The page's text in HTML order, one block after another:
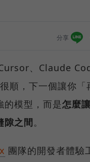
分享
、Claude
順，下一個讓你「
的模型，而是怎麼
隙之間。
團隊的開發者體驗